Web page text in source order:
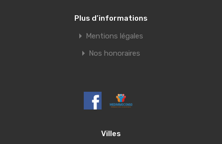
Plus d’informations
Mentions légales
Nos honoraires
Villes